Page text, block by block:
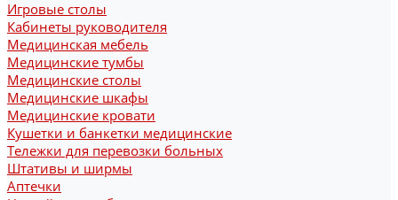
Игровые столы
Кабинеты руководителя
Медицинская мебель
Медицинские тумбы
Медицинские столы
Медицинские шкафы
Медицинские кровати
Кушетки и банкетки медицинские
Тележки для перевозки больных
Штативы и ширмы
Аптечки